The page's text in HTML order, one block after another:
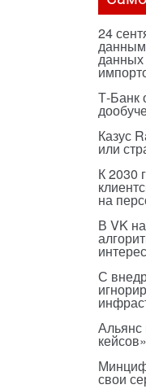
24
Т-Банк
Казус
или
К 2030
на
В VK
С
Альянс
кейсов»
свои